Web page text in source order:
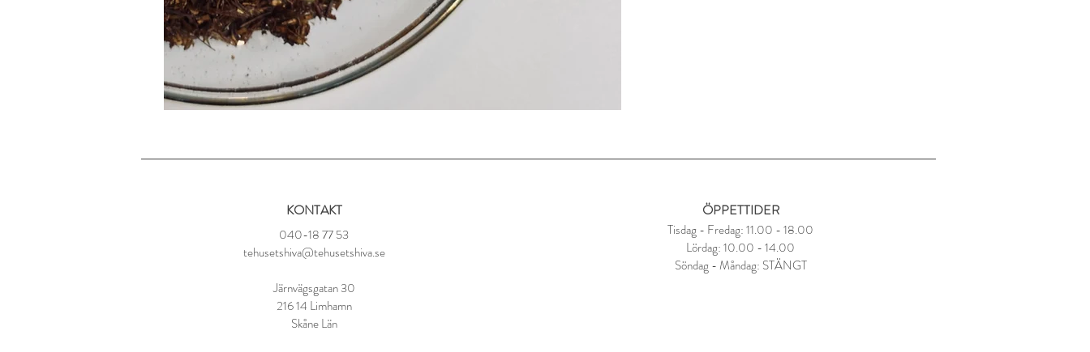
KONTAKT
040-18 77 53
tehusetshiva@tehusetshiva.se
Järnvägsgatan 30
216 14 Limhamn
Skåne Län
ÖPPETTIDER
Tisdag - Fredag: 11.00 - 18.00
Lördag: 10.00 - 14.00
Söndag - Måndag: STÄNGT